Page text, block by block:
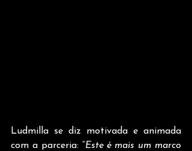
Ludmilla se diz motivada e animada
com a parceria: “Este é mais um marco